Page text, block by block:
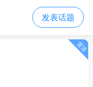
发表话题
置顶